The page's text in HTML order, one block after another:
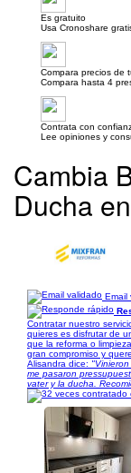
Es gratuito
Usa Cronoshare
Compara precios de
Compara hasta 4
Contrata con
Lee opiniones y
Cambia
Ducha
Email
Contratar nuestro
quieres es disfrutar de
que la reforma o
gran compromiso y
Alisandra dice:
me pasaron
vater y la ducha.